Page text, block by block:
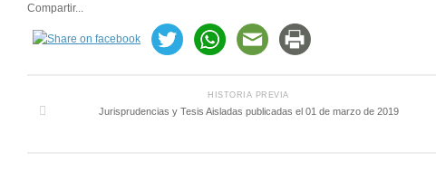
Compartir...
HISTORIA PREVIA
Jurisprudencias y Tesis Aisladas publicadas el 01 de marzo de 2019